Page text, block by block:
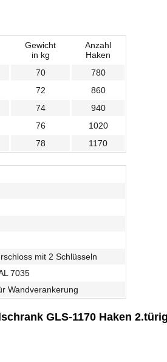
Gewicht
in kg
Anzahl
Haken
70
780
72
860
74
940
76
1020
78 1170
mit 2 Schlüsseln
7035
Wandverankerung
GLS-1170 Haken